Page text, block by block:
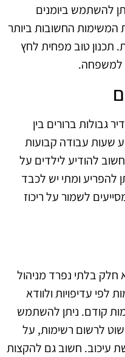
להשתמש ביומנים
המשימות החשובות ביותר
תכנון טוב מפחית לחץ
למשפחה.
גבולות ברורים בין
שעות עבודה קבועות
להודיע לילדים על
להפריע ומתי יש לכבד
לשמור על ריכוז
חלק בלתי נפרד מניהול
לפי עדיפויות ולוודא
קודם. ניתן להשתמש
לרשום רשימות, על
עיכוב. חשוב גם להקצות